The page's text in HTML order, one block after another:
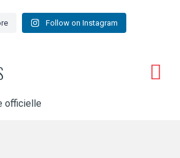
Follow on Instagram
officielle